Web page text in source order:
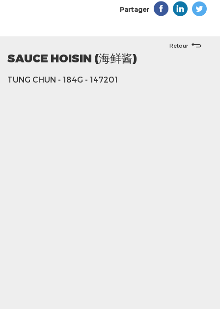
Partager
Retour
SAUCE HOISIN (海鲜酱)
TUNG CHUN - 184G - 147201